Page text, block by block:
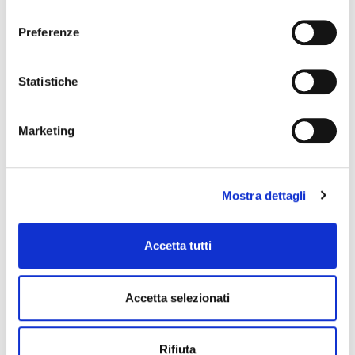
Preferenze
Statistiche
Marketing
Mostra dettagli
Accetta tutti
Accetta selezionati
Rifiuta
NEWS